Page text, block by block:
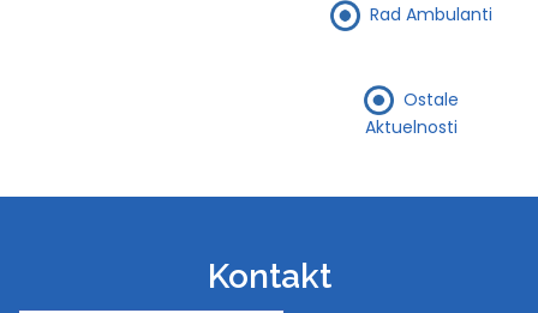
Rad Ambulanti
Ostale
Aktuelnosti
Kontakt